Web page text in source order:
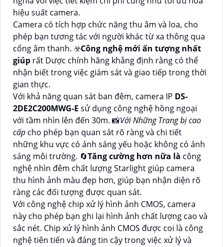
hiệu suất camera.
Camera có tích hợp chức năng thu âm và loa, cho
phép bạn tương tác với người khác từ xa thông qua
cổng âm thanh. ☣️Công nghệ mới ấn tượng nhất
giúp rất Dược chính hãng khẳng định rằng có thể
nhận biết trong việc giám sát và giao tiếp trong thời
gian thực.
Với khả năng quan sát ban đêm, camera IP DS-
2DE2C200MWG-E sử dụng công nghệ hồng ngoại
với tầm nhìn lên đến 30m. 📸Với Những Trang bị cao
cấp cho phép bạn quan sát rõ ràng và chi tiết
những khu vực có ánh sáng yếu hoặc không có ánh
sáng môi trường. 🔄Tăng cường hơn nữa là công
nghệ nhìn đêm chất lượng Starlight giúp camera
thu hình ảnh màu đẹp hơn, giúp bạn nhận diện rõ
ràng các đối tượng được quan sát.
Với công nghệ chip xử lý hình ảnh CMOS, camera
này cho phép bạn ghi lại hình ảnh chất lượng cao và
sắc nét. Chip xử lý hình ảnh CMOS được coi là công
nghệ tiên tiến và đáng tin cậy trong việc xử lý và